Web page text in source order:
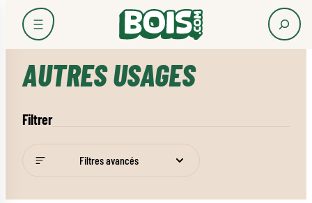
Accueil Les usages du bois Autres usages
AUTRES USAGES
Filtrer
Filtres avancés